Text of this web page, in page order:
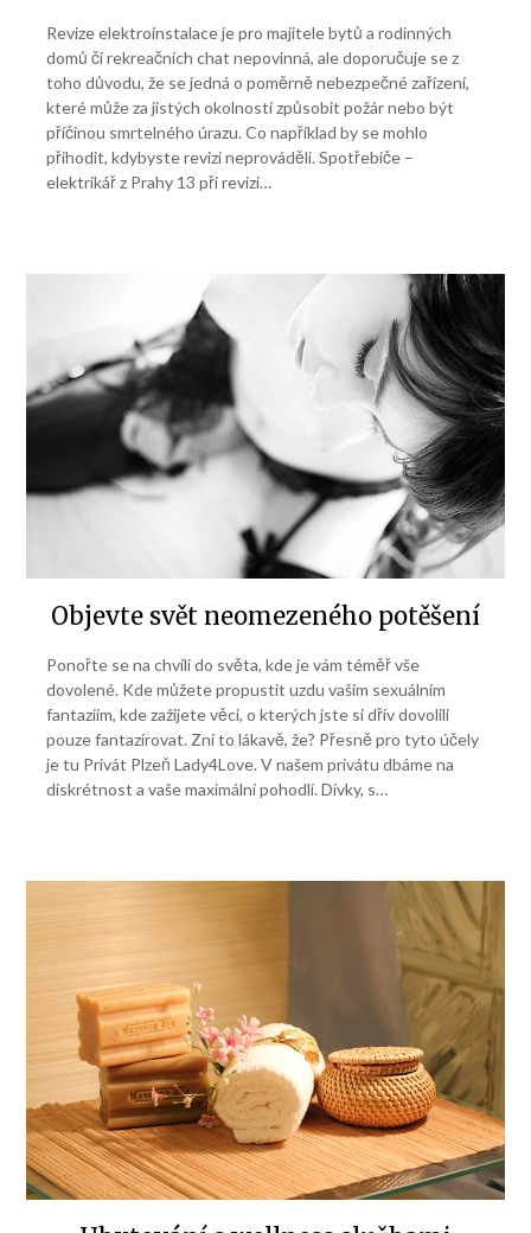
Revize elektroinstalace je pro majitele bytů a rodinných
domů či rekreačních chat nepovinná, ale doporučuje se z
toho důvodu, že se jedná o poměrně nebezpečné zařízení,
které může za jistých okolností způsobit požár nebo být
příčinou smrtelného úrazu. Co například by se mohlo
přihodit, kdybyste revizi neprováděli. Spotřebiče –
elektrikář z Prahy 13 při revizi…
Objevte svět neomezeného potěšení
Ponořte se na chvíli do světa, kde je vám téměř vše
dovolené. Kde můžete propustit uzdu vašim sexuálním
fantaziím, kde zažijete věci, o kterých jste si dřív dovolili
pouze fantazírovat. Zní to lákavě, že? Přesně pro tyto účely
je tu Privát Plzeň Lady4Love. V našem privátu dbáme na
diskrétnost a vaše maximální pohodlí. Dívky, s…